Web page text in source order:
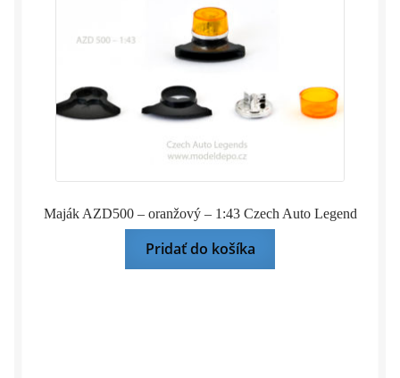
Maják AZD500 – oranžový – 1:43 Czech Auto Legend
Pridať do košíka